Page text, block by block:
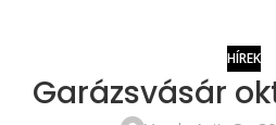
HÍREK
Garázsvásár